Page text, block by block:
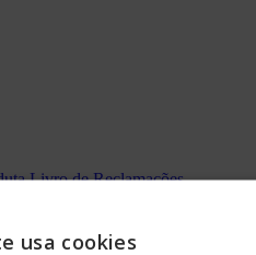
Livro de Reclamações
usa cookies